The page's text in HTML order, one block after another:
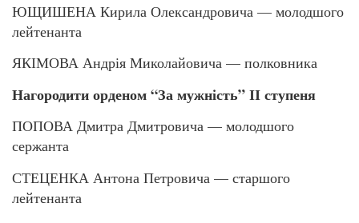
ЮЩИШЕНА Кирила Олександровича — молодшого
лейтенанта
ЯКІМОВА Андрія Миколайовича — полковника
Нагородити орденом “За мужність” ІІ ступеня
ПОПОВА Дмитра Дмитровича — молодшого
сержанта
СТЕЦЕНКА Антона Петровича — старшого
лейтенанта